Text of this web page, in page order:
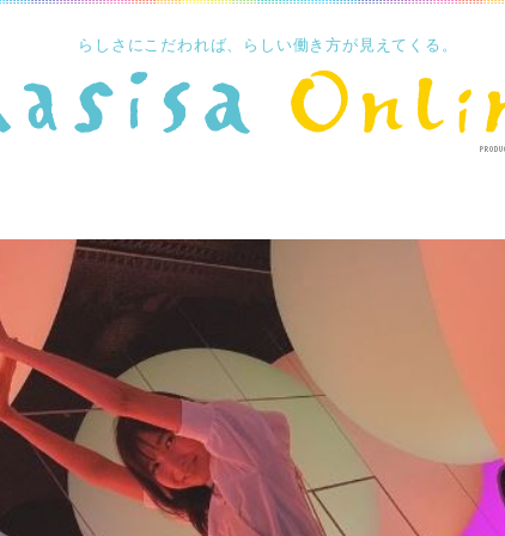
らしさにこだわれば、らしい働き方が見えてくる。